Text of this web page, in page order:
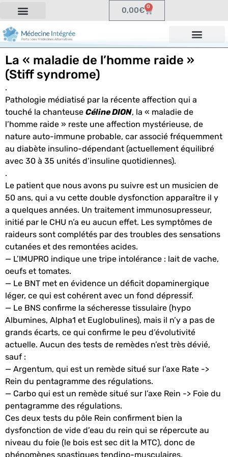
0,00€ 0
La « maladie de l’homme raide »
(Stiff syndrome)
.
Pathologie médiatisé par la récente affection qui a
touché la chanteuse Céline DION, la « maladie de
l’homme raide » reste une affection mystérieuse, de
nature auto-immune probable, car associé fréquemment
au diabète insulino-dépendant (actuellement équilibré
avec 30 à 35 unités d’insuline quotidiennes).
.
Le patient que nous avons pu suivre est un musicien de
50 ans, qui a vu cette double dysfonction apparaître il y
a quelques années. Un traitement immunosupresseur,
initié par le CHU n’a eu aucun effet. Les symptômes de
raideurs sont complétés par des troubles des sensations
cutanées et des remontées acides.
— L’IMUPRO indique une tripe intolérance : lait de vache,
oeufs et tomates.
— Le BNT met en évidence un déficit dopaminergique
léger, ce qui est cohérent avec un fond dépressif.
— Le BNS confirme la sécheresse tissulaire (hypo
Albumines, Alpha1 et Euglobulines), mais il n’y a pas de
grands écarts, ce qui confirme le peu d’évolutivité
actuelle. Aucun des tests de remèdes n’est très dévié,
sauf :
— Argentum, qui est un remède situé sur l’axe Rate ->
Rein du pentagramme des régulations.
— Carbo qui est un remède situé sur l’axe Rein -> Foie du
pentagramme des régulations.
Ces deux tests du pôle Rein confirment bien la
dysfonction de vide d’eau du rein qui se répercute au
niveau du foie (le bois est sec dit la MTC), donc de
phénomènes spastiques tendino-musculaires.